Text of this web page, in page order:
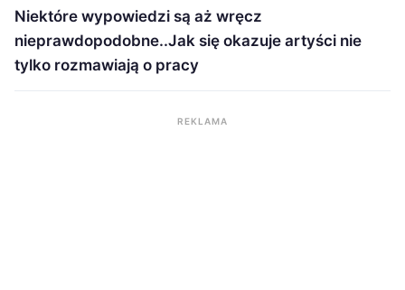
Niektóre wypowiedzi są aż wręcz
nieprawdopodobne..Jak się okazuje artyści nie
tylko rozmawiają o pracy
REKLAMA